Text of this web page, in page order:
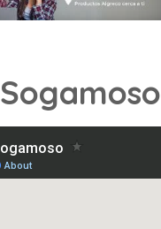
Sogamoso